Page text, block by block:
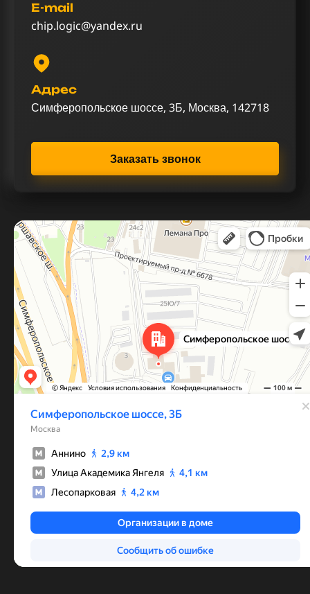
E-mail
chip.logic@yandex.ru
Адрес
Симферопольское шоссе, 3Б, Москва, 142718
Заказать звонок